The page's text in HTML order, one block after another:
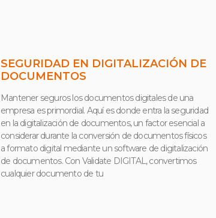
SEGURIDAD EN DIGITALIZACIÓN DE
DOCUMENTOS
Mantener seguros los documentos digitales de una
empresa es primordial. Aquí es donde entra la seguridad
en la digitalización de documentos, un factor esencial a
considerar durante la conversión de documentos físicos
a formato digital mediante un software de digitalización
de documentos. Con Validate DIGITAL, convertimos
cualquier documento de tu